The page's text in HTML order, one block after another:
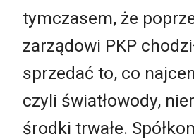
tymczasem, że
zarządowi PKP
sprzedać to, co
czyli światłowody,
środki trwałe.